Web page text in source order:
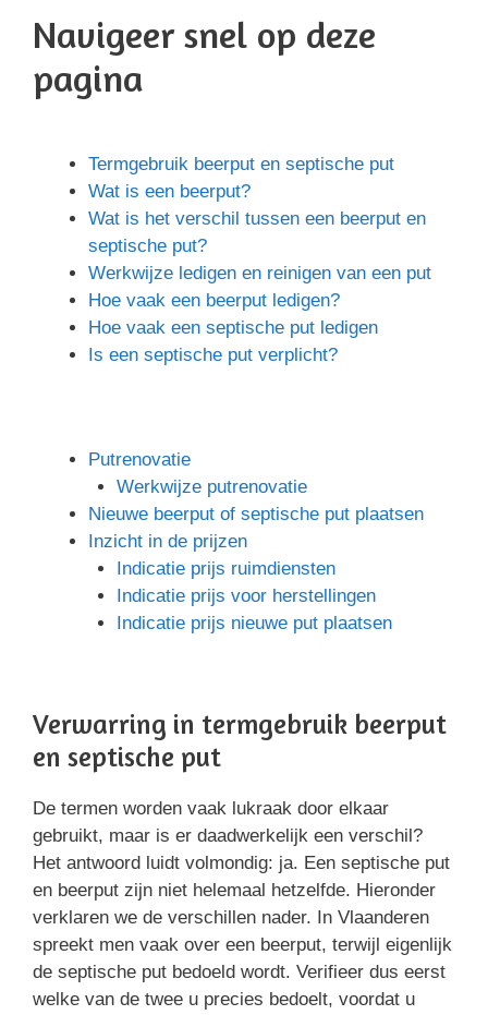
Navigeer snel op deze
pagina
Termgebruik beerput en septische put
Wat is een beerput?
Wat is het verschil tussen een beerput en
septische put?
Werkwijze ledigen en reinigen van een put
Hoe vaak een beerput ledigen?
Hoe vaak een septische put ledigen
Is een septische put verplicht?
Putrenovatie
Werkwijze putrenovatie
Nieuwe beerput of septische put plaatsen
Inzicht in de prijzen
Indicatie prijs ruimdiensten
Indicatie prijs voor herstellingen
Indicatie prijs nieuwe put plaatsen
Verwarring in termgebruik beerput
en septische put
De termen worden vaak lukraak door elkaar
gebruikt, maar is er daadwerkelijk een verschil?
Het antwoord luidt volmondig: ja. Een septische put
en beerput zijn niet helemaal hetzelfde. Hieronder
verklaren we de verschillen nader. In Vlaanderen
spreekt men vaak over een beerput, terwijl eigenlijk
de septische put bedoeld wordt. Verifieer dus eerst
welke van de twee u precies bedoelt, voordat u